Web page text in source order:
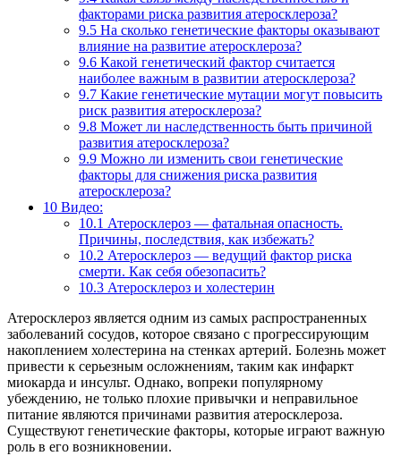
факторами риска развития атеросклероза?
9.5 На сколько генетические факторы оказывают
влияние на развитие атеросклероза?
9.6 Какой генетический фактор считается
наиболее важным в развитии атеросклероза?
9.7 Какие генетические мутации могут повысить
риск развития атеросклероза?
9.8 Может ли наследственность быть причиной
развития атеросклероза?
9.9 Можно ли изменить свои генетические
факторы для снижения риска развития
атеросклероза?
10 Видео:
10.1 Атеросклероз — фатальная опасность.
Причины, последствия, как избежать?
10.2 Атеросклероз — ведущий фактор риска
смерти. Как себя обезопасить?
10.3 Атеросклероз и холестерин
Атеросклероз является одним из самых распространенных
заболеваний сосудов, которое связано с прогрессирующим
накоплением холестерина на стенках артерий. Болезнь может
привести к серьезным осложнениям, таким как инфаркт
миокарда и инсульт. Однако, вопреки популярному
убеждению, не только плохие привычки и неправильное
питание являются причинами развития атеросклероза.
Существуют генетические факторы, которые играют важную
роль в его возникновении.